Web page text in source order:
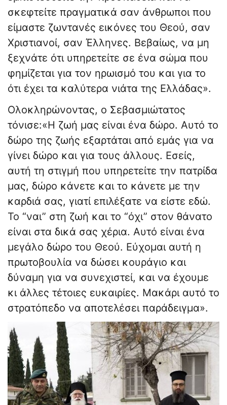
σκεφτείτε πραγματικά σαν άνθρωποι που
είμαστε ζωντανές εικόνες του Θεού, σαν
Χριστιανοί, σαν Έλληνες. Βεβαίως, να μη
ξεχνάτε ότι υπηρετείτε σε ένα σώμα που
φημίζεται για τον ηρωισμό του και για το
ότι έχει τα καλύτερα νιάτα της Ελλάδας».
Ολοκληρώνοντας, ο Σεβασμιώτατος
τόνισε:«Η ζωή μας είναι ένα δώρο. Αυτό το
δώρο της ζωής εξαρτάται από εμάς για να
γίνει δώρο και για τους άλλους. Εσείς,
αυτή τη στιγμή που υπηρετείτε την πατρίδα
μας, δώρο κάνετε και το κάνετε με την
καρδιά σας, γιατί επιλέξατε να είστε εδώ.
Το “ναι” στη ζωή και το “όχι” στον θάνατο
είναι στα δικά σας χέρια. Αυτό είναι ένα
μεγάλο δώρο του Θεού. Εύχομαι αυτή η
πρωτοβουλία να δώσει κουράγιο και
δύναμη για να συνεχιστεί, και να έχουμε
κι άλλες τέτοιες ευκαιρίες. Μακάρι αυτό το
στρατόπεδο να αποτελέσει παράδειγμα».